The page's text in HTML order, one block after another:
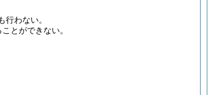
わない。
とができない。